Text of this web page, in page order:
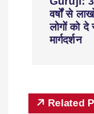
वर्षों से
लोगों को दे
मार्गदर्शन
Related